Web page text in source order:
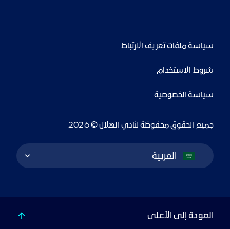
سياسة ملفات تعريف الارتباط
شروط الاستخدام
سياسة الخصوصية
جميع الحقوق محفوظة لنادي الهلال © 2026
Language Switcher
العربية
العودة إلى الأعلى